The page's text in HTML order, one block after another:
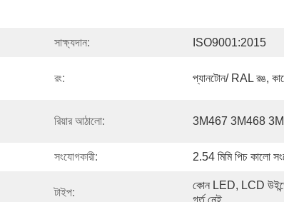
সাক্ষ্যদান: ISO9001:2015
রং: প্যানটোন/ RAL রঙ,
রিয়ার আঠালো: 3M467 3M468
সংযোগকারী: 2.54 মিমি পিচ কালো
টাইপ:
কোন LED, LCD
গর্ত নেই